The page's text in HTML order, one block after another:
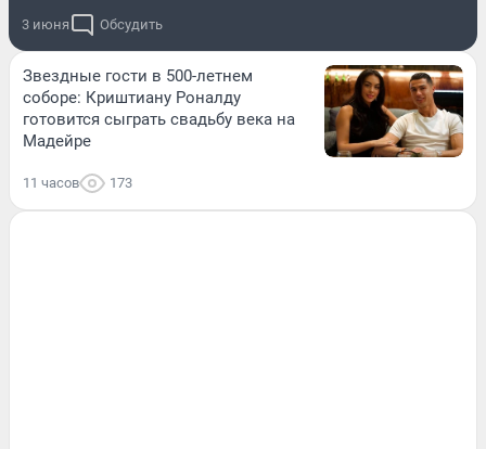
3 июня Обсудить
Звездные гости в 500-летнем
соборе: Криштиану Роналду
готовится сыграть свадьбу века на
Мадейре
11 часов 173